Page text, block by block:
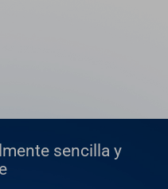
sencilla y